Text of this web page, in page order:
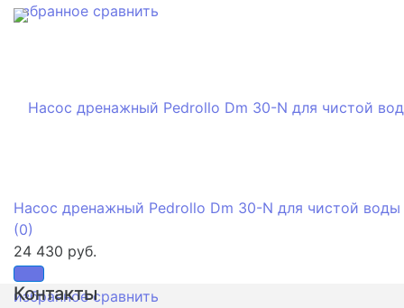
избранное сравнить
избранное сравнить
Насос дренажный Pedrollo Dm 30-N для чистой воды
(0)
24 430 руб.
Контакты